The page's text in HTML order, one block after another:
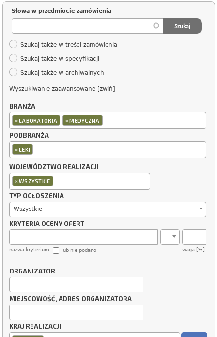
Słowa w przedmiocie zamówienia
Szukaj także w treści zamówienia
Szukaj także w specyfikacji
Szukaj także w archiwalnych
Wyszukiwanie zaawansowane [zwiń]
BRANŻA
×LABORATORIA ×MEDYCZNA
PODBRANŻA
×LEKI
WOJEWÓDZTWO REALIZACJI
×WSZYSTKIE
TYP OGŁOSZENIA
Wszystkie
KRYTERIA OCENY OFERT
nazwa kryterium waga [%]
lub nie podano
ORGANIZATOR
MIEJSCOWOŚĆ, ADRES ORGANIZATORA
KRAJ REALIZACJI